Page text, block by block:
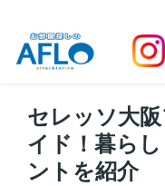
セレッソ大
イド！暮ら
ントを紹介